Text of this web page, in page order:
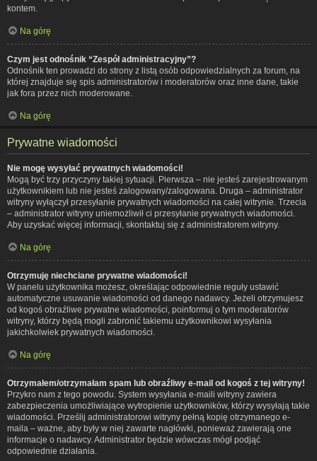
kontem.
Na górę
Czym jest odnośnik “Zespół administracyjny”?
Odnośnik ten prowadzi do strony z listą osób odpowiedzialnych za forum, na
której znajduje się spis administratorów i moderatorów oraz inne dane, takie
jak fora przez nich moderowane.
Na górę
Prywatne wiadomości
Nie mogę wysyłać prywatnych wiadomości!
Mogą być trzy przyczyny takiej sytuacji. Pierwsza – nie jesteś zarejestrowanym
użytkownikiem lub nie jesteś zalogowany/zalogowana. Druga – administrator
witryny wyłączył przesyłanie prywatnych wiadomości na całej witrynie. Trzecia
– administrator witryny uniemożliwił ci przesyłanie prywatnych wiadomości.
Aby uzyskać więcej informacji, skontaktuj się z administratorem witryny.
Na górę
Otrzymuję niechciane prywatne wiadomości!
W panelu użytkownika możesz, określając odpowiednie reguły ustawić
automatyczne usuwanie wiadomości od danego nadawcy. Jeżeli otrzymujesz
od kogoś obraźliwe prywatne wiadomości, poinformuj o tym moderatorów
witryny, którzy będą mogli zabronić takiemu użytkownikowi wysyłania
jakichkolwiek prywatnych wiadomości.
Na górę
Otrzymałem/otrzymałam spam lub obraźliwy e-mail od kogoś z tej witryny!
Przykro nam z tego powodu. System wysyłania e-maili witryny zawiera
zabezpieczenia umożliwiające wytropienie użytkowników, którzy wysyłają takie
wiadomości. Prześlij administratorowi witryny pełną kopię otrzymanego e-
maila – ważne, aby były w niej zawarte nagłówki, ponieważ zawierają one
informacje o nadawcy. Administrator będzie wówczas mógł podjąć
odpowiednie działania.